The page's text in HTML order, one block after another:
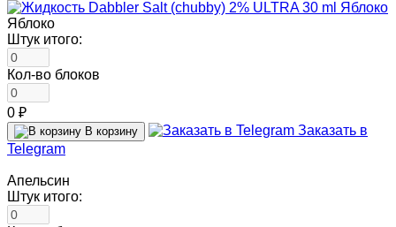
Яблоко
Штук итого:
Кол-во блоков
0 ₽
В корзину
Заказать в
Telegram
Апельсин
Штук итого: